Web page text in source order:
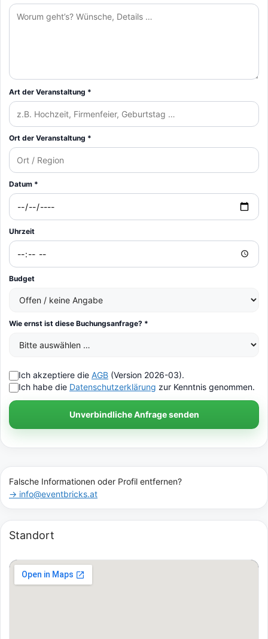
Art der Veranstaltung *
Ort der Veranstaltung *
Datum *
Uhrzeit
Budget
Wie ernst ist diese Buchungsanfrage? *
Ich akzeptiere die AGB (Version 2026-03).
Ich habe die Datenschutzerklärung zur Kenntnis genommen.
Unverbindliche Anfrage senden
Falsche Informationen oder Profil entfernen?
→ info@eventbricks.at
Standort